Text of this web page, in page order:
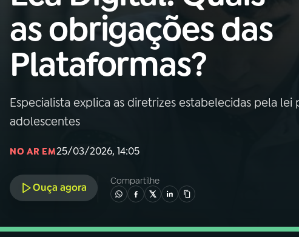
Rádio
Nacional
01INÍCIO
02 A RÁDIO
04PROGRAMAS
as obrigações das
Plataformas?
Especialista explica as diretrizes estabelecidas pela
adolescentes
NO AR EM25/03/2026, 14:05
Ouça agora
Compartilhe